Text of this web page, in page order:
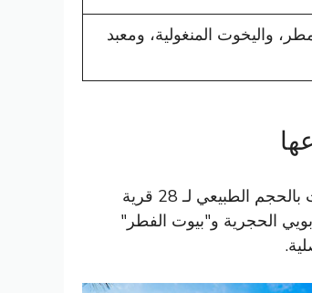
واليخوت المنغولية، ومعبد
تمتد قرية الثقافة الشعبية الصينية على مساحة 200,000 متر مربع مع مجسمات بالحجم الطبيعي لـ 28 قرية
الحجرية و"بيوت الفطر"